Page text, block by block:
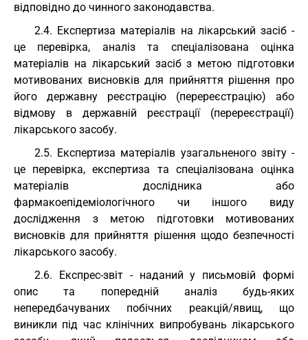
відповідно до чинного законодавства.
2.4. Експертиза матеріалів на лікарський засіб -
це перевірка, аналіз та спеціалізована оцінка
матеріалів на лікарський засіб з метою підготовки
мотивованих висновків для прийняття рішення про
його державну реєстрацію (перереєстрацію) або
відмову в державній реєстрації (перереєстрації)
лікарського засобу.
2.5. Експертиза матеріалів узагальненого звіту -
це перевірка, експертиза та спеціалізована оцінка
матеріалів дослідника або
фармакоепідеміологічного чи іншого виду
дослідження з метою підготовки мотивованих
висновків для прийняття рішення щодо безпечності
лікарського засобу.
2.6. Експрес-звіт - наданий у письмовій формі
опис та попередній аналіз будь-яких
непередбачуваних побічних реакцій/явищ, що
виникли під час клінічних випробувань лікарського